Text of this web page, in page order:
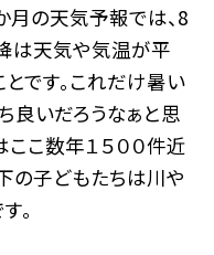
月の天気予報では、8
は天気や気温が平
です。これだけ暑い
良いだろうなぁと思
ここ数年１５００件近
の子どもたちは川や
。